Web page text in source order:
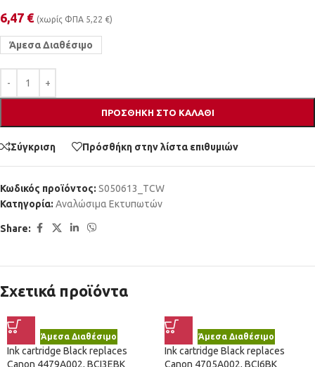
6,47 € (χωρίς ΦΠΑ 5,22 €)
Άμεσα Διαθέσιμο
ΠΡΟΣΘΉΚΗ ΣΤΟ ΚΑΛΆΘΙ
Σύγκριση Πρόσθήκη στην λίστα επιθυμιών
Κωδικός προϊόντος: S050613_TCW
Κατηγορία: Αναλώσιμα Εκτυπωτών
Share:
Σχετικά προϊόντα
Άμεσα Διαθέσιμο
Ink cartridge Black replaces
Canon 4479A002, BCI3EBK
Άμεσα Διαθέσιμο
Ink cartridge Black replaces
Canon 4705A002, BCI6BK